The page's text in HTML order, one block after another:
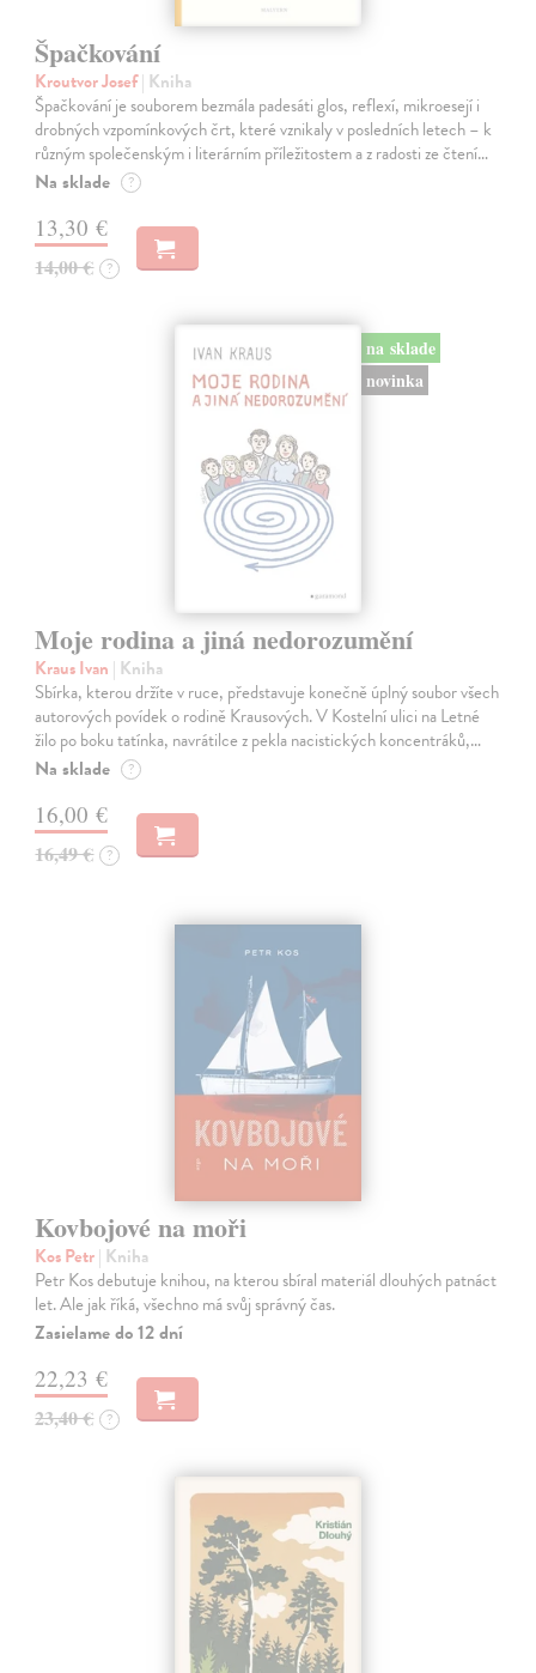
Špačkování
Kroutvor Josef| Kniha
Špačkování je souborem bezmála padesáti glos, reflexí, mikroesejí i
drobných vzpomínkových črt, které vznikaly v posledních letech – k
různým společenským i literárním příležitostem a z radosti ze čtení…
Na sklade ?
13,30 €
14,00 € ?
na sklade
novinka
Moje rodina a jiná nedorozumění
Kraus Ivan | Kniha
Sbírka, kterou držíte v ruce, představuje konečně úplný soubor všech
autorových povídek o rodině Krausových. V Kostelní ulici na Letné
žilo po boku tatínka, navrátilce z pekla nacistických koncentráků,…
Na sklade ?
16,00 €
16,49 € ?
Kovbojové na moři
Kos Petr| Kniha
Petr Kos debutuje knihou, na kterou sbíral materiál dlouhých patnáct
let. Ale jak říká, všechno má svůj správný čas.
Zasielame do 12 dní
22,23 €
23,40 € ?